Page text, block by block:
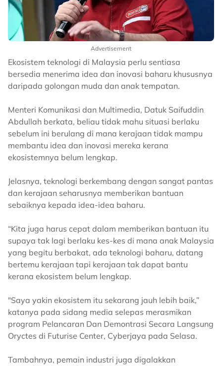
Advertisement
Ekosistem teknologi di Malaysia perlu sentiasa
bersedia menerima idea dan inovasi baharu khususnya
daripada golongan muda dan anak tempatan.
Menteri Komunikasi dan Multimedia, Datuk Saifuddin
Abdullah berkata, beliau tidak mahu situasi berlaku
sebelum ini berulang di mana kerajaan tidak mampu
membantu idea dan inovasi mereka kerana
ekosistemnya belum lengkap.
Jelasnya, teknologi berkembang dengan sangat pantas
dan kerajaan seharusnya memberikan bantuan
sebaiknya kepada idea-idea baharu.
“Kita juga harus cepat dalam memberikan bantuan itu
supaya tak lagi berlaku kes-kes di mana anak Malaysia
yang begitu berbakat, ada teknologi baharu, datang
bertemu kerajaan tapi kerajaan tak dapat bantu
kerana ekosistem belum lengkap.
"Saya yakin ekosistem itu sekarang jauh lebih baik,”
katanya pada sidang media selepas merasmikan
program Pelancaran Dan Demontrasi Secara Langsung
Oryctes di Futurise Center, Cyberjaya pada Selasa.
Tambahnya, pemain industri juga digalakkan